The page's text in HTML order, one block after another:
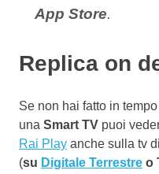
App Store.
Replica on
Se non hai fatto in
una Smart TV puoi
Rai Play anche sulla tv
(su Digitale Terrestre o